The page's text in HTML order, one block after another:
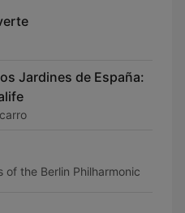
Jardines de España:
of the Berlin Philharmonic